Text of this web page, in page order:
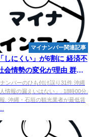
マイナンバー関連記事
しにくい」が6割に 経済不
会情勢の変化が理由 群馬
～30代 - 47NEWS
ナンバーのひも付け誤り31件 沖縄
情報の漏えいはない」. 18時00分.
. 沖縄・石垣の観光業者が最低賃